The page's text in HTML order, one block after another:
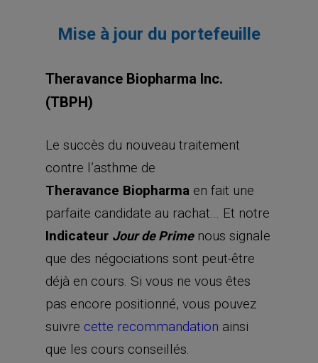
Mise à jour du portefeuille
Theravance Biopharma Inc.
(TBPH)
Le succès du nouveau traitement
contre l’asthme de
Theravance Biopharma en fait une
parfaite candidate au rachat… Et notre
Indicateur Jour de Primenous signale
que des négociations sont peut-être
déjà en cours. Si vous ne vous êtes
pas encore positionné, vous pouvez
suivre cette recommandation ainsi
que les cours conseillés.